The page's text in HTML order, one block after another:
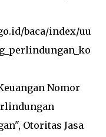
baca/index/uu
Nomor
Otoritas Jasa